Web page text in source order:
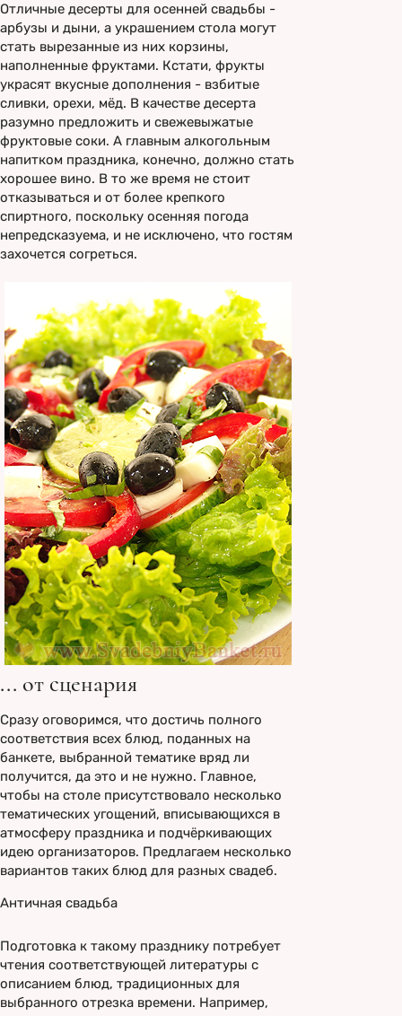
Отличные десерты для осенней свадьбы -
арбузы и дыни, а украшением стола могут
стать вырезанные из них корзины,
наполненные фруктами. Кстати, фрукты
украсят вкусные дополнения - взбитые
сливки, орехи, мёд. В качестве десерта
разумно предложить и свежевыжатые
фруктовые соки. А главным алкогольным
напитком праздника, конечно, должно стать
хорошее вино. В то же время не стоит
отказываться и от более крепкого
спиртного, поскольку осенняя погода
непредсказуема, и не исключено, что гостям
захочется согреться.
... от сценария
Сразу оговоримся, что достичь полного
соответствия всех блюд, поданных на
банкете, выбранной тематике вряд ли
получится, да это и не нужно. Главное,
чтобы на столе присутствовало несколько
тематических угощений, вписывающихся в
атмосферу праздника и подчёркивающих
идею организаторов. Предлагаем несколько
вариантов таких блюд для разных свадеб.
Античная свадьба
Подготовка к такому празднику потребует
чтения соответствующей литературы с
описанием блюд, традиционных для
выбранного отрезка времени. Например,